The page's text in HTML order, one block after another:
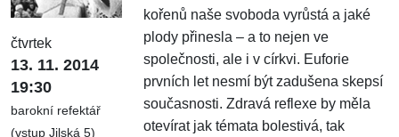
čtvrtek
13. 11. 2014
19:30
barokní refektář
(vstup Jilská 5)
kořenů naše svoboda vyrůstá a jaké
plody přinesla – a to nejen ve
společnosti, ale i v církvi. Euforie
prvních let nesmí být zadušena skepsí
současnosti. Zdravá reflexe by měla
otevírat jak témata bolestivá, tak